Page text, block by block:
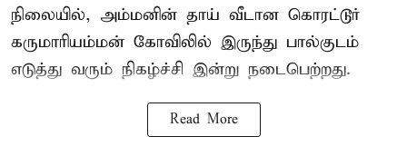
நிலையில், அம்மனின் தாய் வீடான கொரட்டூர்
கருமாரியம்மன் கோவிலில் இருந்து பால்குடம்
எடுத்து வரும் நிகழ்ச்சி இன்று நடைபெற்றது.
Read More